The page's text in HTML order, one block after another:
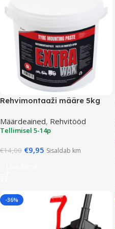
Rehvimontaaži määre 5kg
Määrdeained, Rehvitööd
Tellimisel 5-14p
€14,00 €9,95 Sisaldab km
-36%